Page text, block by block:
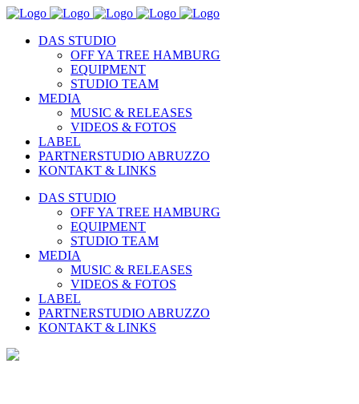
DAS STUDIO
OFF YA TREE HAMBURG
EQUIPMENT
STUDIO TEAM
MEDIA
MUSIC & RELEASES
VIDEOS & FOTOS
LABEL
PARTNERSTUDIO ABRUZZO
KONTAKT & LINKS
DAS STUDIO
OFF YA TREE HAMBURG
EQUIPMENT
STUDIO TEAM
MEDIA
MUSIC & RELEASES
VIDEOS & FOTOS
LABEL
PARTNERSTUDIO ABRUZZO
KONTAKT & LINKS